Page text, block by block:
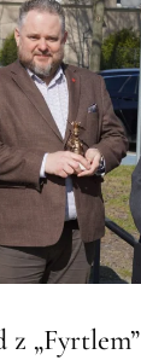
z „Fyrtlem”